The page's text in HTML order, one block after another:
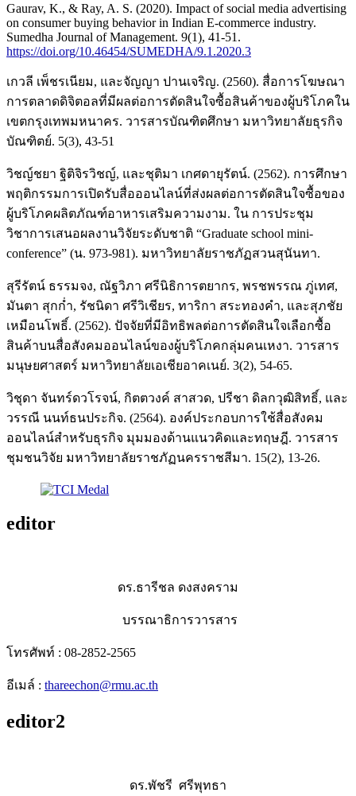
Gaurav, K., & Ray, A. S. (2020). Impact of social media advertising
on consumer buying behavior in Indian E-commerce industry.
Sumedha Journal of Management. 9(1), 41-51.
https://doi.org/10.46454/SUMEDHA/9.1.2020.3
เกวลี เพ็ชรเนียม, และจัญญา ปานเจริญ. (2560). สื่อการโฆษณา
การตลาดดิจิตอลที่มีผลต่อการตัดสินใจซื้อสินค้าของผู้บริโภคใน
เขตกรุงเทพมหนาคร. วารสารบัณฑิตศึกษา มหาวิทยาลัยธุรกิจ
บัณฑิตย์. 5(3), 43-51
วิชญ์ชยา ฐิติจิรวิชญ์, และชุติมา เกศดายุรัตน์. (2562). การศึกษา
พฤติกรรมการเปิดรับสื่อออนไลน์ที่ส่งผลต่อการตัดสินใจซื้อของ
ผู้บริโภคผลิตภัณฑ์อาหารเสริมความงาม. ใน การประชุม
วิชาการเสนอผลงานวิจัยระดับชาติ “Graduate school mini-
conference” (น. 973-981). มหาวิทยาลัยราชภัฏสวนสุนันทา.
สุรีรัตน์ ธรรมจง, ณัฐวิภา ศรีนิธิการตยากร, พรชพรรณ ภู่เทศ,
มันตา สุกก่ำ, รัชนิดา ศรีวิเชียร, ทาริกา สระทองคำ, และสุภชัย
เหมือนโพธิ์. (2562). ปัจจัยที่มีอิทธิพลต่อการตัดสินใจเลือกซื้อ
สินค้าบนสื่อสังคมออนไลน์ของผู้บริโภคกลุ่มคนเหงา. วารสาร
มนุษยศาสตร์ มหาวิทยาลัยเอเชียอาคเนย์. 3(2), 54-65.
วิชุดา จันทร์ดวโรจน์, กิตตวงค์ สาสวด, ปรีชา ดิลกวุฒิสิทธิ์, และ
วรรณี นนท์ธนประกิจ. (2564). องค์ประกอบการใช้สื่อสังคม
ออนไลน์สำหรับธุรกิจ มุมมองด้านแนวคิดและทฤษฎี. วารสาร
ชุมชนวิจัย มหาวิทยาลัยราชภัฏนครราชสีมา. 15(2), 13-26.
editor
ดร.ธารีชล ดงสงคราม
บรรณาธิการวารสาร
โทรศัพท์ : 08-2852-2565
อีเมล์ : thareechon@rmu.ac.th
editor2
ดร.พัชรี ศรีพุทธา